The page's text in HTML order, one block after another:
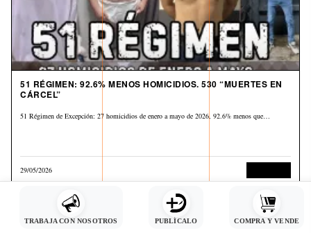
51 RÉGIMEN: 92.6% MENOS HOMICIDIOS. 530 “MUERTES EN
CÁRCEL”
51 Régimen de Excepción: 27 homicidios de enero a mayo de 2026, 92.6% menos que…
29/05/2026
TRABAJA CON NOSOTROS PUBLÍCALO COMPRA Y VENDE